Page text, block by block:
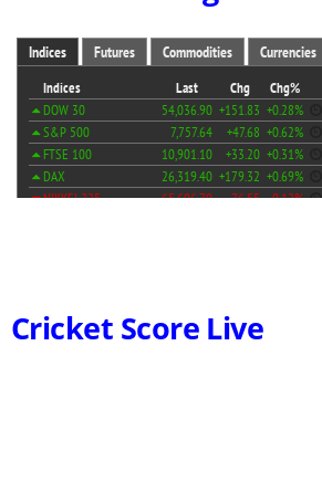
Cricket Score Live